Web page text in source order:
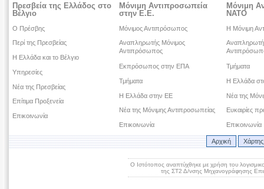
Πρεσβεία της Ελλάδος στο
Βέλγιο
Ο Πρέσβης
Περί της Πρεσβείας
Η Ελλάδα και το Βέλγιο
Υπηρεσίες
Νέα της Πρεσβείας
Επίτιμα Προξενεία
Επικοινωνία
Μόνιμη Αντιπροσωπεία
στην Ε.Ε.
Μόνιμος Αντιπρόσωπος
Αναπληρωτής Μόνιμος
Αντιπρόσωπος
Εκπρόσωπος στην ΕΠΑ
Τμήματα
Η Ελλάδα στην ΕΕ
Νέα της Μόνιμης Αντιπροσωπείας
Επικοινωνία
Μόνιμη
ΝΑΤΟ
Η Μόνιμη
Τμήματα
Η Ελλάδα
Νέα της
Ευκαιρίες
Επικοινωνία
Αρχική
Ο Ιστότοπος αναπτύχθηκε με χρήση του
της ΣΤ2 Δ/νσης Μηχανογράφησης